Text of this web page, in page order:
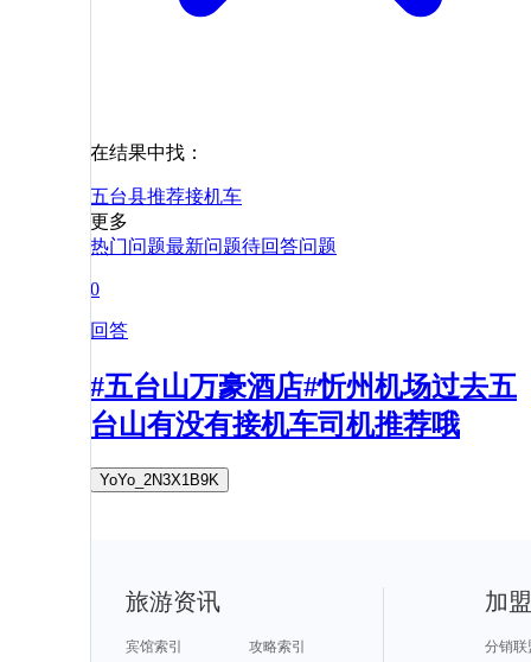
在结果中找：
五台县推荐接机车
更多
热门问题最新问题待回答问题
0
回答
#五台山万豪酒店#忻州机场过去五
台山有没有接机车司机推荐哦
YoYo_2N3X1B9K
旅游资讯
宾馆索引
攻略索引
加
分销联